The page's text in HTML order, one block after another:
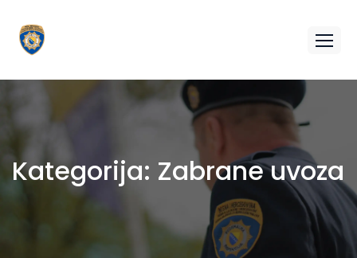
Kategorija: Zabrane uvoza